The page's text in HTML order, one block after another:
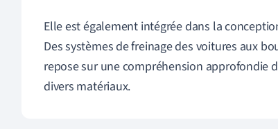
Elle est également intégrée dans la
Des systèmes de freinage des voitures aux
repose sur une compréhension approfondie
divers matériaux.